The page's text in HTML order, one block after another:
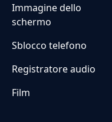
Immagine dello
schermo
Sblocco telefono
Registratore audio
Film